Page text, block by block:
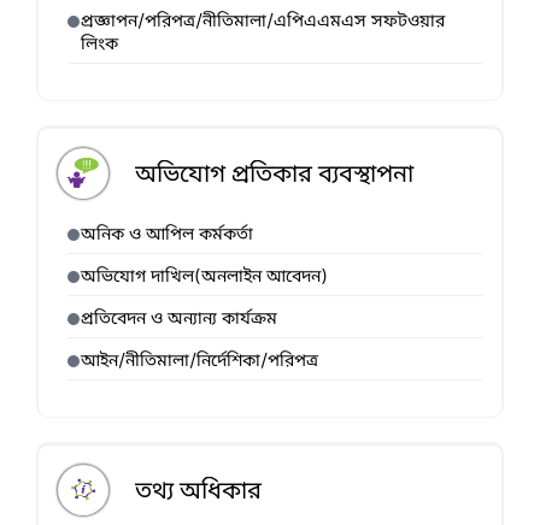
প্রজ্ঞাপন/পরিপত্র/নীতিমালা/এপিএএমএস সফটওয়ার
লিংক
অভিযোগ প্রতিকার ব্যবস্থাপনা
অনিক ও আপিল কর্মকর্তা
অভিযোগ দাখিল(অনলাইন আবেদন)
প্রতিবেদন ও অন্যান্য কার্যক্রম
আইন/নীতিমালা/নির্দেশিকা/পরিপত্র
তথ্য অধিকার